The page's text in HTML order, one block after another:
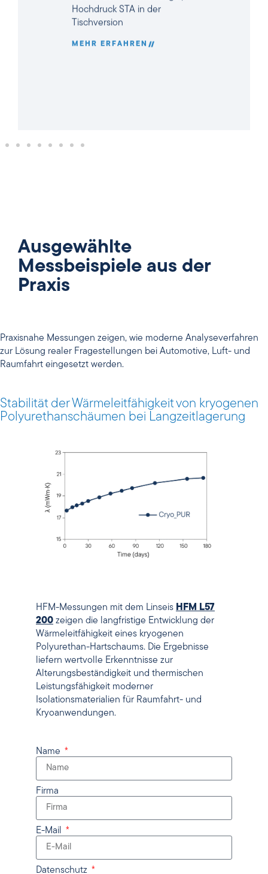
Hochdruck STA in der
Tischversion
MEHR ERFAHREN
Ausgewählte
Messbeispiele aus der
Praxis
Praxisnahe Messungen zeigen, wie moderne Analyseverfahren
zur Lösung realer Fragestellungen bei Automotive, Luft- und
Raumfahrt eingesetzt werden.
Stabilität der Wärmeleitfähigkeit von kryogenen
Polyurethanschäumen bei Langzeitlagerung
HFM-Messungen mit dem Linseis HFM L57
200 zeigen die langfristige Entwicklung der
Wärmeleitfähigkeit eines kryogenen
Polyurethan-Hartschaums. Die Ergebnisse
liefern wertvolle Erkenntnisse zur
Alterungsbeständigkeit und thermischen
Leistungsfähigkeit moderner
Isolationsmaterialien für Raumfahrt- und
Kryoanwendungen.
Name
Firma
E-Mail
Datenschutz